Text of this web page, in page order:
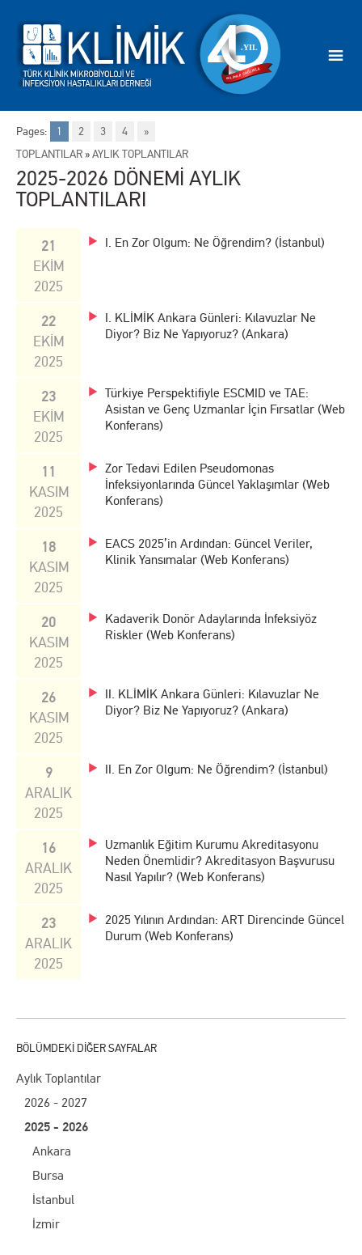
Aylık Toplantılar
2026 - 2027
2025 - 2026
Ankara
Bursa
İstanbul
İzmir
TOPLANTILAR »AYLIK TOPLANTILAR
2025-2026 DÖNEMİ AYLIK
TOPLANTILARI
21
EKİM
2025
I. En Zor Olgum: Ne Öğrendim? (İstanbul)
22
EKİM
2025
I. KLİMİK Ankara Günleri: Kılavuzlar Ne
Diyor? Biz Ne Yapıyoruz? (Ankara)
23
EKİM
2025
Türkiye Perspektifiyle ESCMID ve TAE:
Asistan ve Genç Uzmanlar İçin Fırsatlar (Web
Konferans)
11
KASIM
2025
Zor Tedavi Edilen Pseudomonas
İnfeksiyonlarında Güncel Yaklaşımlar (Web
Konferans)
18
KASIM
2025
EACS 2025’in Ardından: Güncel Veriler,
Klinik Yansımalar (Web Konferans)
20
KASIM
2025
Kadaverik Donör Adaylarında İnfeksiyöz
Riskler (Web Konferans)
26
KASIM
2025
II. KLİMİK Ankara Günleri: Kılavuzlar Ne
Diyor? Biz Ne Yapıyoruz? (Ankara)
9
ARALIK
2025
II. En Zor Olgum: Ne Öğrendim? (İstanbul)
16
ARALIK
2025
Uzmanlık Eğitim Kurumu Akreditasyonu
Neden Önemlidir? Akreditasyon Başvurusu
Nasıl Yapılır? (Web Konferans)
23
ARALIK
2025
2025 Yılının Ardından: ART Direncinde Güncel
Durum (Web Konferans)
Pages: 1 2 3 4 »